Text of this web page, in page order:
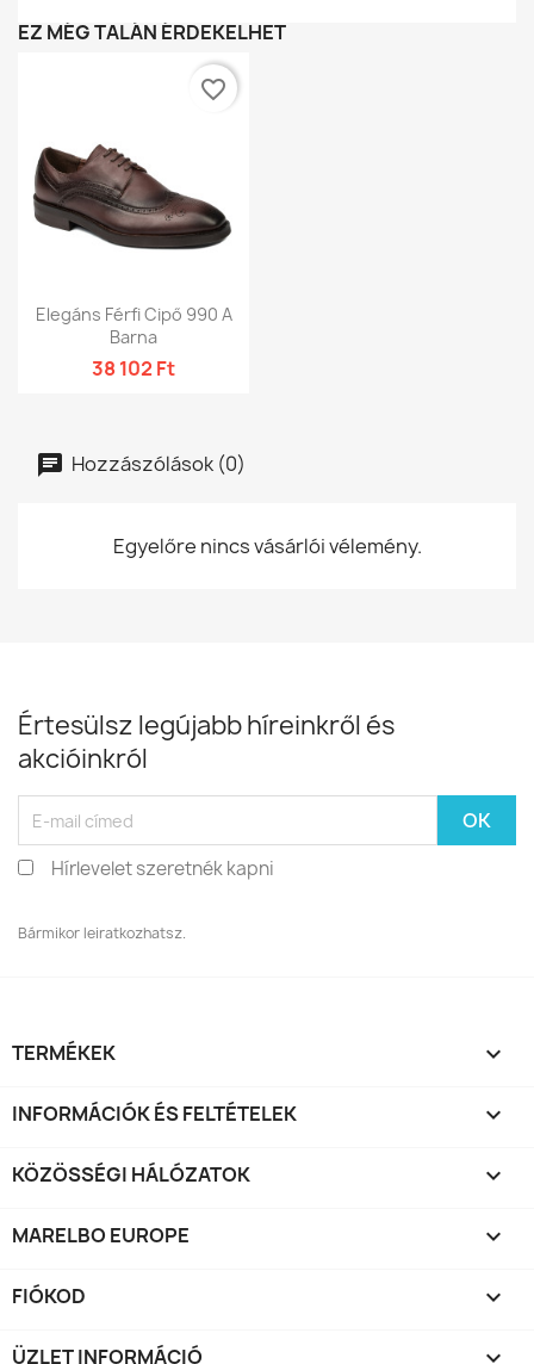
EZ MÉG TALÁN ÉRDEKELHET
Elegáns Férfi Cipő 990 A
Barna
38 102 Ft
favorite_border
Hozzászólások (0)
Egyelőre nincs vásárlói vélemény.
Értesülsz legújabb híreinkről és
akcióinkról
Hírlevelet szeretnék kapni
Bármikor leiratkozhatsz.
TERMÉKEK 
INFORMÁCIÓK ÉS FELTÉTELEK 
KÖZÖSSÉGI HÁLÓZATOK 
MARELBO EUROPE 
FIÓKOD 
ÜZLET INFORMÁCIÓ